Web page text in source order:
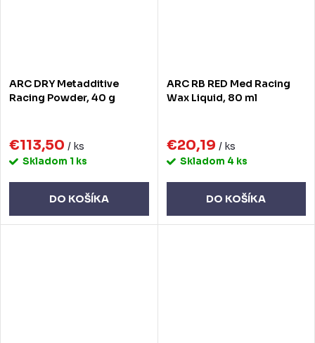
ARC DRY Metadditive
Racing Powder, 40 g
€113,50 / ks
Skladom 1 ks
DO KOŠÍKA
ARC RB RED Med Racing
Wax Liquid, 80 ml
€20,19 / ks
Skladom 4 ks
DO KOŠÍKA